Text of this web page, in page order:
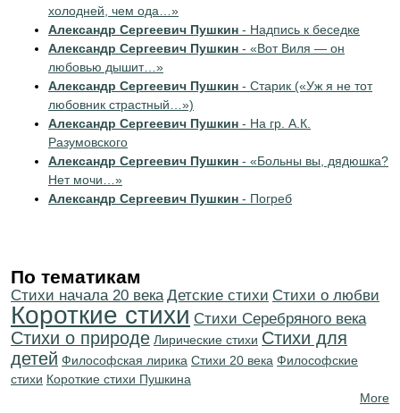
холодней, чем ода…»
Александр Сергеевич Пушкин - Надпись к беседке
Александр Сергеевич Пушкин - «Вот Виля — он
любовью дышит…»
Александр Сергеевич Пушкин - Старик («Уж я не тот
любовник страстный…»)
Александр Сергеевич Пушкин - На гр. А.К.
Разумовского
Александр Сергеевич Пушкин - «Больны вы, дядюшка?
Нет мочи…»
Александр Сергеевич Пушкин - Погреб
По тематикам
Cтихи начала 20 века Детские стихи Стихи о любви
Короткие стихи Cтихи Серебряного века
Стихи о природе Лирические стихи Стихи для
детей Философская лирика Стихи 20 века Философские
стихи Короткие стихи Пушкина
More